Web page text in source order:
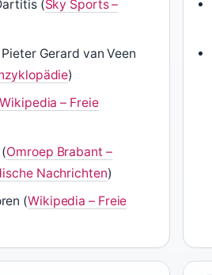
(Sky Sports –
Gerard van Veen
)
Wikipedia – Freie
Omroep Brabant –
Nachrichten)
(Wikipedia – Freie